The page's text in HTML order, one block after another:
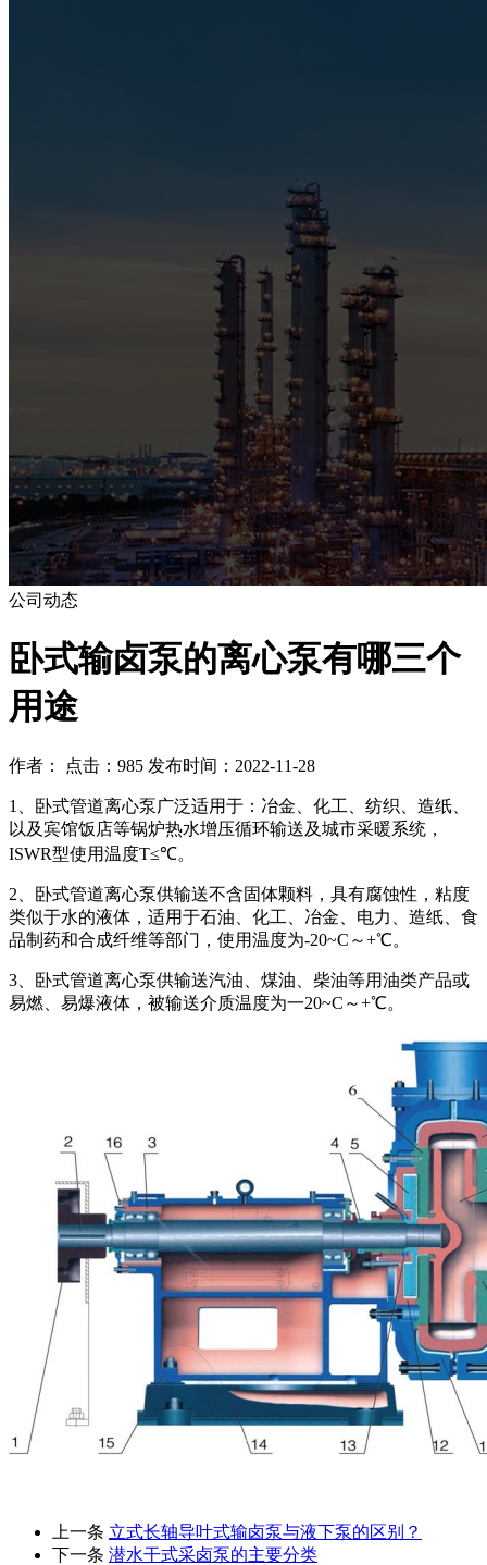
公司动态
卧式输卤泵的离心泵有哪三个
用途
作者： 点击：985 发布时间：2022-11-28
1、卧式管道离心泵广泛适用于：冶金、化工、纺织、造纸、
以及宾馆饭店等锅炉热水增压循环输送及城市采暖系统，
ISWR型使用温度T≤℃。
2、卧式管道离心泵供输送不含固体颗料，具有腐蚀性，粘度
类似于水的液体，适用于石油、化工、冶金、电力、造纸、食
品制药和合成纤维等部门，使用温度为-20~C～+℃。
3、卧式管道离心泵供输送汽油、煤油、柴油等用油类产品或
易燃、易爆液体，被输送介质温度为一20~C～+℃。
上一条 立式长轴导叶式输卤泵与液下泵的区别？
下一条 潜水干式采卤泵的主要分类